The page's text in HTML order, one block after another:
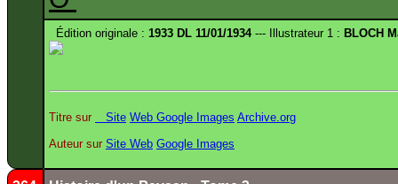
Édition originale : 1933 DL 11/01/1934--- Illustrateur 1 : BLOCH
Titre sur Site Web Google Images Archive.org
Auteur sur Site Web Google Images